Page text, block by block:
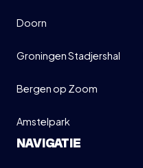
Doorn
Groningen Stadjershal
Bergen op Zoom
Amstelpark
NAVIGATIE